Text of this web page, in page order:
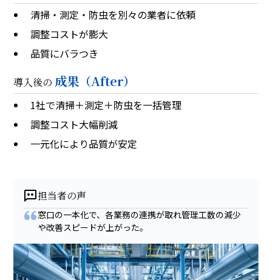
清掃・測定・防虫を別々の業者に依頼
調整コストが膨大
品質にバラつき
導入後の 成果（After）
1社で清掃＋測定＋防虫を一括管理
調整コスト大幅削減
一元化により品質が安定
担当者の声
窓口の一本化で、各業務の連携が取れ管理工数の減少
や改善スピードが上がった。